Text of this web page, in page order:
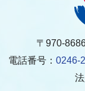
〒970-
電話番号： 0246-